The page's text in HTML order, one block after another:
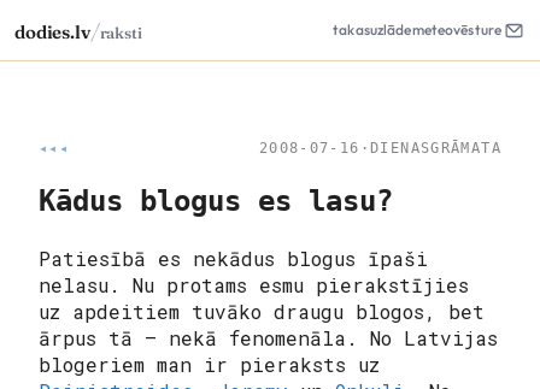
dodies.lv/raksti takasuzlādemeteovēsture
◂◂◂ 2008-07-16 · DIENASGRĀMATA
Kādus blogus es lasu?
Patiesībā es nekādus blogus īpaši
nelasu. Nu protams esmu pierakstījies
uz apdeitiem tuvāko draugu blogos, bet
ārpus tā – nekā fenomenāla. No Latvijas
blogeriem man ir pieraksts uz